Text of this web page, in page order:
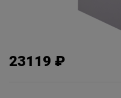
23119 ₽